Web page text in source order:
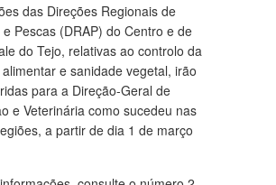
das Direções Regionais de
Pescas (DRAP) do Centro e de
do Tejo, relativas ao controlo da
e sanidade vegetal, irão
para a Direção-Geral de
e Veterinária como sucedeu nas
a partir de dia 1 de março